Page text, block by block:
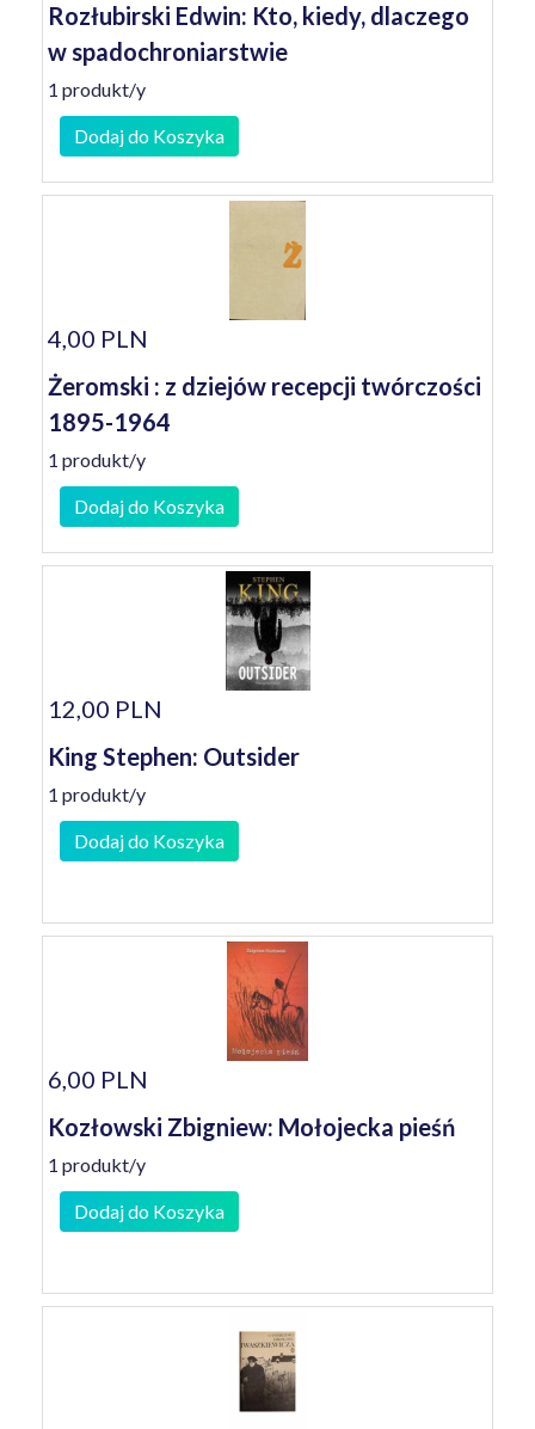
Rozłubirski Edwin: Kto, kiedy, dlaczego
w spadochroniarstwie
1 produkt/y
Dodaj do Koszyka
4,00 PLN
Żeromski : z dziejów recepcji twórczości
1895-1964
1 produkt/y
Dodaj do Koszyka
12,00 PLN
King Stephen: Outsider
1 produkt/y
Dodaj do Koszyka
6,00 PLN
Kozłowski Zbigniew: Mołojecka pieśń
1 produkt/y
Dodaj do Koszyka